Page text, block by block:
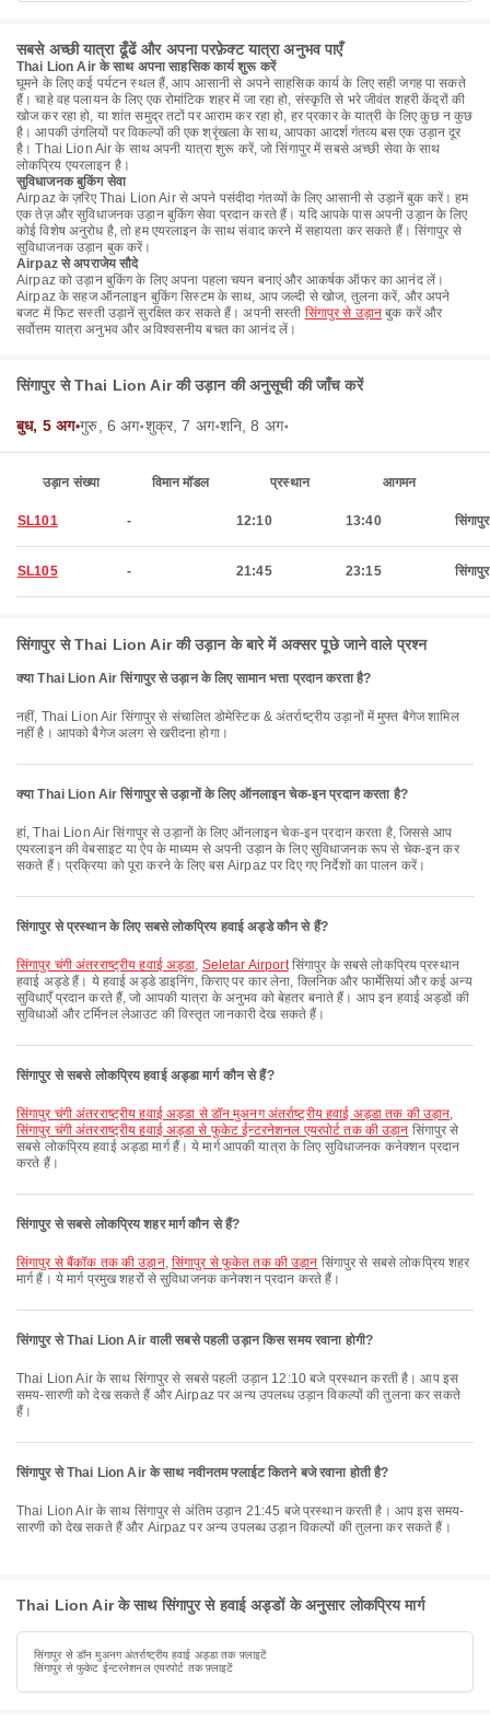
सबसे अच्छी यात्रा ढूँढें और अपना परफ़ेक्ट यात्रा अनुभव पाएँ
Thai Lion Air के साथ अपना साहसिक कार्य शुरू करें
घूमने के लिए कई पर्यटन स्थल हैं, आप आसानी से अपने साहसिक कार्य के लिए सही जगह पा सकते
हैं। चाहे वह पलायन के लिए एक रोमांटिक शहर में जा रहा हो, संस्कृति से भरे जीवंत शहरी केंद्रों की
खोज कर रहा हो, या शांत समुद्र तटों पर आराम कर रहा हो, हर प्रकार के यात्री के लिए कुछ न कुछ
है। आपकी उंगलियों पर विकल्पों की एक श्रृंखला के साथ, आपका आदर्श गंतव्य बस एक उड़ान दूर
है। Thai Lion Air के साथ अपनी यात्रा शुरू करें, जो सिंगापुर में सबसे अच्छी सेवा के साथ
लोकप्रिय एयरलाइन है।
सुविधाजनक बुकिंग सेवा
Airpaz के ज़रिए Thai Lion Air से अपने पसंदीदा गंतव्यों के लिए आसानी से उड़ानें बुक करें। हम
एक तेज़ और सुविधाजनक उड़ान बुकिंग सेवा प्रदान करते हैं। यदि आपके पास अपनी उड़ान के लिए
कोई विशेष अनुरोध है, तो हम एयरलाइन के साथ संवाद करने में सहायता कर सकते हैं। सिंगापुर से
सुविधाजनक उड़ान बुक करें।
Airpaz से अपराजेय सौदे
Airpaz को उड़ान बुकिंग के लिए अपना पहला चयन बनाएं और आकर्षक ऑफर का आनंद लें।
Airpaz के सहज ऑनलाइन बुकिंग सिस्टम के साथ, आप जल्दी से खोज, तुलना करें, और अपने
बजट में फिट सस्ती उड़ानें सुरक्षित कर सकते हैं। अपनी सस्ती सिंगापुर से उड़ान बुक करें और
सर्वोत्तम यात्रा अनुभव और अविश्वसनीय बचत का आनंद लें।
सिंगापुर से Thai Lion Air की उड़ान की अनुसूची की जाँच करें
बुध, 5 अग॰गुरु, 6 अग॰शुक्र, 7 अग॰शनि, 8 अग॰
उड़ान संख्या विमान मॉडल प्रस्थान आगमन
SL101 - 12:10 13:40 सिंगापुर
SL105 - 21:45 23:15 सिंगापुर
सिंगापुर से Thai Lion Air की उड़ान के बारे में अक्सर पूछे जाने वाले प्रश्न
क्या Thai Lion Air सिंगापुर से उड़ान के लिए सामान भत्ता प्रदान करता है?
नहीं, Thai Lion Air सिंगापुर से संचालित डोमेस्टिक & अंतर्राष्ट्रीय उड़ानों में मुफ्त बैगेज शामिल
नहीं है। आपको बैगेज अलग से खरीदना होगा।
क्या Thai Lion Air सिंगापुर से उड़ानों के लिए ऑनलाइन चेक-इन प्रदान करता है?
हां, Thai Lion Air सिंगापुर से उड़ानों के लिए ऑनलाइन चेक-इन प्रदान करता है, जिससे आप
एयरलाइन की वेबसाइट या ऐप के माध्यम से अपनी उड़ान के लिए सुविधाजनक रूप से चेक-इन कर
सकते हैं। प्रक्रिया को पूरा करने के लिए बस Airpaz पर दिए गए निर्देशों का पालन करें।
सिंगापुर से प्रस्थान के लिए सबसे लोकप्रिय हवाई अड्डे कौन से हैं?
सिंगापुर चंगी अंतरराष्ट्रीय हवाई अड्डा, Seletar Airportसिंगापुर के सबसे लोकप्रिय प्रस्थान
हवाई अड्डे हैं। ये हवाई अड्डे डाइनिंग, किराए पर कार लेना, क्लिनिक और फार्मेसियां और कई अन्य
सुविधाएँ प्रदान करते हैं, जो आपकी यात्रा के अनुभव को बेहतर बनाते हैं। आप इन हवाई अड्डों की
सुविधाओं और टर्मिनल लेआउट की विस्तृत जानकारी देख सकते हैं।
सिंगापुर से सबसे लोकप्रिय हवाई अड्डा मार्ग कौन से हैं?
सिंगापुर चंगी अंतरराष्ट्रीय हवाई अड्डा से डॉन मुअनग अंतर्राष्ट्रीय हवाई अड्डा तक की उड़ान,
सिंगापुर चंगी अंतरराष्ट्रीय हवाई अड्डा से फुकेट ईन्टरनेशनल एयरपोर्ट तक की उड़ान सिंगापुर से
सबसे लोकप्रिय हवाई अड्डा मार्ग हैं। ये मार्ग आपकी यात्रा के लिए सुविधाजनक कनेक्शन प्रदान
करते हैं।
सिंगापुर से सबसे लोकप्रिय शहर मार्ग कौन से हैं?
सिंगापुर से बैंकॉक तक की उड़ान, सिंगापुर से फुकेत तक की उड़ान सिंगापुर से सबसे लोकप्रिय शहर
मार्ग हैं। ये मार्ग प्रमुख शहरों से सुविधाजनक कनेक्शन प्रदान करते हैं।
सिंगापुर से Thai Lion Air वाली सबसे पहली उड़ान किस समय रवाना होगी?
Thai Lion Air के साथ सिंगापुर से सबसे पहली उड़ान 12:10 बजे प्रस्थान करती है। आप इस
समय-सारणी को देख सकते हैं और Airpaz पर अन्य उपलब्ध उड़ान विकल्पों की तुलना कर सकते
हैं।
सिंगापुर से Thai Lion Air के साथ नवीनतम फ्लाईट कितने बजे रवाना होती है?
Thai Lion Air के साथ सिंगापुर से अंतिम उड़ान 21:45 बजे प्रस्थान करती है। आप इस समय-
सारणी को देख सकते हैं और Airpaz पर अन्य उपलब्ध उड़ान विकल्पों की तुलना कर सकते हैं।
Thai Lion Air के साथ सिंगापुर से हवाई अड्डों के अनुसार लोकप्रिय मार्ग
सिंगापुर से डॉन मुअनग अंतर्राष्ट्रीय हवाई अड्डा तक फ़्लाइटें
सिंगापुर से फुकेट ईन्टरनेशनल एयरपोर्ट तक फ़्लाइटें